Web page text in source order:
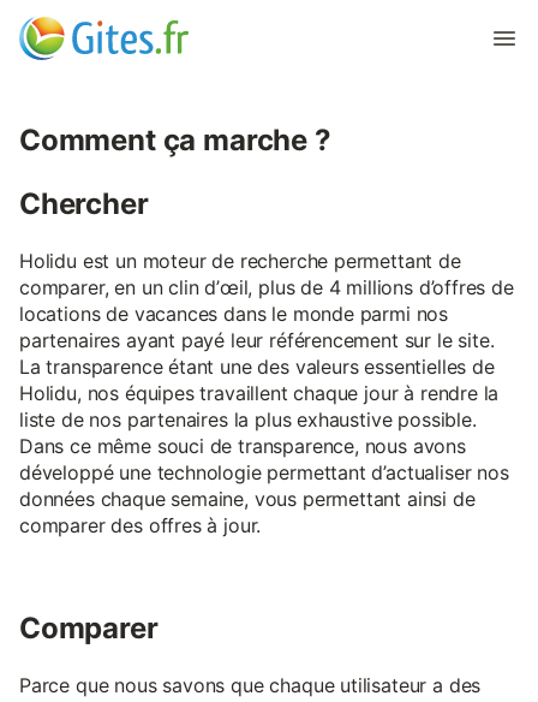
Comment ça marche ?
Chercher
Holidu est un moteur de recherche permettant de
comparer, en un clin d’œil, plus de 4 millions d’offres de
locations de vacances dans le monde parmi nos
partenaires ayant payé leur référencement sur le site.
La transparence étant une des valeurs essentielles de
Holidu, nos équipes travaillent chaque jour à rendre la
liste de nos partenaires la plus exhaustive possible.
Dans ce même souci de transparence, nous avons
développé une technologie permettant d’actualiser nos
données chaque semaine, vous permettant ainsi de
comparer des offres à jour.
Comparer
Parce que nous savons que chaque utilisateur a des